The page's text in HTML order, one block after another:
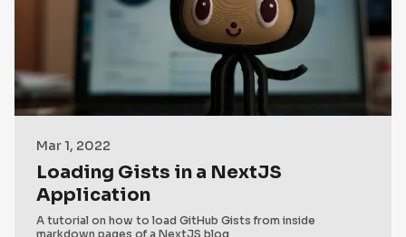
Mar 1, 2022
Loading Gists in a NextJS
Application
A tutorial on how to load GitHub Gists from inside
markdown pages of a NextJS blog